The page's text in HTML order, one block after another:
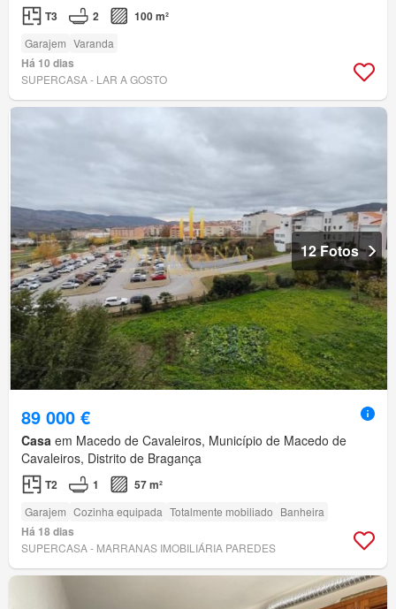
T3 2 100 m²
Garajem Varanda
Há 10 dias
SUPERCASA - LAR A GOSTO
12 Fotos
89 000 €
Casa em Macedo de Cavaleiros, Município de Macedo de
Cavaleiros, Distrito de Bragança
T2 1 57 m²
Garajem Cozinha equipada Totalmente mobiliado Banheira
Há 18 dias
SUPERCASA - MARRANAS IMOBILIÁRIA PAREDES